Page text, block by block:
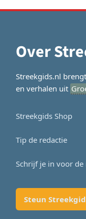
Over
Streekgids.nl
en verhalen uit
Streekgids Shop
Tip de redactie
Schrijf je in voor
Steun